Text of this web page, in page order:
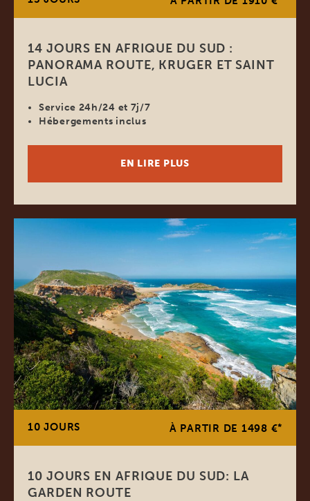
14 JOURS EN AFRIQUE DU SUD :
PANORAMA ROUTE, KRUGER ET SAINT
LUCIA
Service 24h/24 et 7j/7
Hébergements inclus
EN LIRE PLUS
10 JOURS À PARTIR DE 1498 €*
10 JOURS EN AFRIQUE DU SUD: LA
GARDEN ROUTE